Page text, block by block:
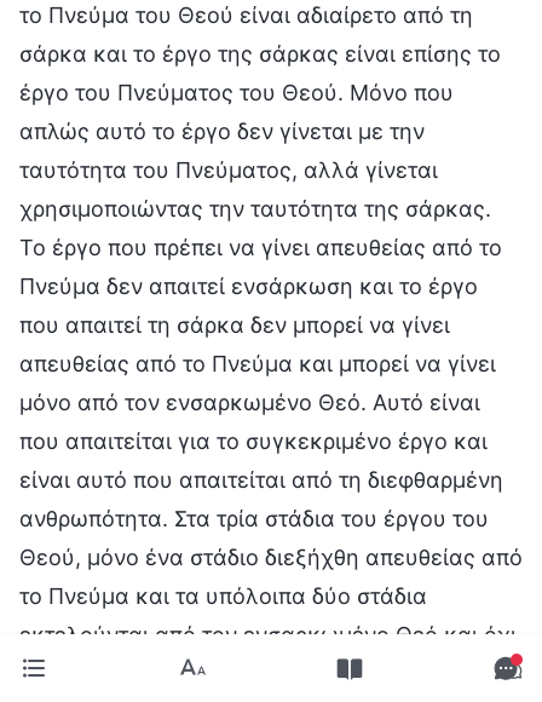
το Πνεύμα του Θεού είναι αδιαίρετο από τη
σάρκα και το έργο της σάρκας είναι επίσης το
έργο του Πνεύματος του Θεού. Μόνο που
απλώς αυτό το έργο δεν γίνεται με την
ταυτότητα του Πνεύματος, αλλά γίνεται
χρησιμοποιώντας την ταυτότητα της σάρκας.
Το έργο που πρέπει να γίνει απευθείας από το
Πνεύμα δεν απαιτεί ενσάρκωση και το έργο
που απαιτεί τη σάρκα δεν μπορεί να γίνει
απευθείας από το Πνεύμα και μπορεί να γίνει
μόνο από τον ενσαρκωμένο Θεό. Αυτό είναι
που απαιτείται για το συγκεκριμένο έργο και
είναι αυτό που απαιτείται από τη διεφθαρμένη
ανθρωπότητα. Στα τρία στάδια του έργου του
Θεού, μόνο ένα στάδιο διεξήχθη απευθείας από
το Πνεύμα και τα υπόλοιπα δύο στάδια
εκτελούνται από τον ενσαρκωμένο Θεό και όχι
απευθείας από το Πνεύμα. Το έργο της Εποχής